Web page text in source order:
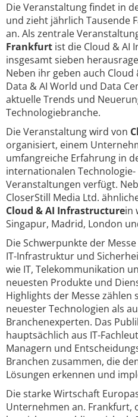
Die Veranstaltung findet in
und zieht jährlich Tausende
an. Als zentrale
Frankfurt ist die Cloud & AI
insgesamt sieben
Neben ihr geben auch Cloud
Data & AI World und Data
aktuelle Trends und
Technologiebranche.
Die Veranstaltung wird von
organisiert, einem
umfangreiche Erfahrung in
internationalen Technologie-
Veranstaltungen verfügt.
CloserStill Media Ltd.
Cloud & AI Infrastructurein
Singapur, Madrid, London
Die Schwerpunkte der
IT-Infrastruktur und
wie IT, Telekommunikation
neuesten Produkte und
Highlights der Messe
neuester Technologien als
Branchenexperten. Das
hauptsächlich aus IT-
Managern und
Branchen zusammen, die
Lösungen erkennen und
Die starke Wirtschaft
Unternehmen an. Frankfurt,